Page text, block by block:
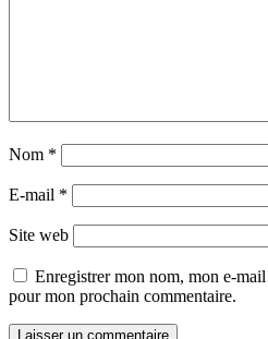
Nom *
E-mail *
Site web
Enregistrer mon nom, mon e-
pour mon prochain commentaire.